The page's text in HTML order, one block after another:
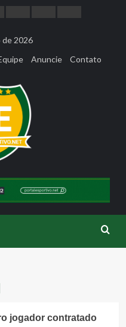
de 2026
Anuncie Contato
jogador contratado